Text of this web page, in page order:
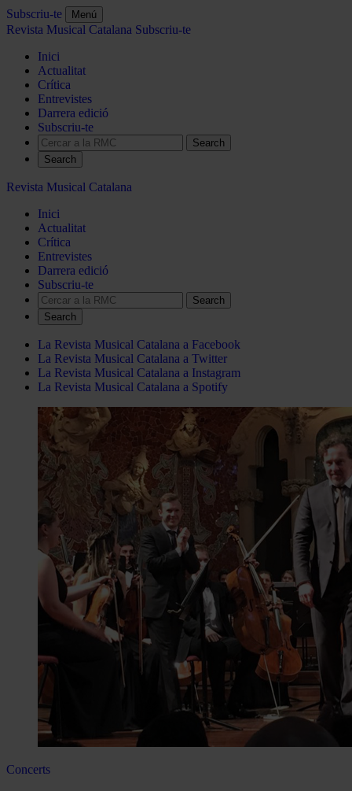
Subscriu-te Menú
Revista Musical Catalana Subscriu-te
Inici
Actualitat
Crítica
Entrevistes
Darrera edició
Subscriu-te
Search
Revista Musical Catalana
Inici
Actualitat
Crítica
Entrevistes
Darrera edició
Subscriu-te
Search
La Revista Musical Catalana a Facebook
La Revista Musical Catalana a Twitter
La Revista Musical Catalana a Instagram
La Revista Musical Catalana a Spotify
Concerts